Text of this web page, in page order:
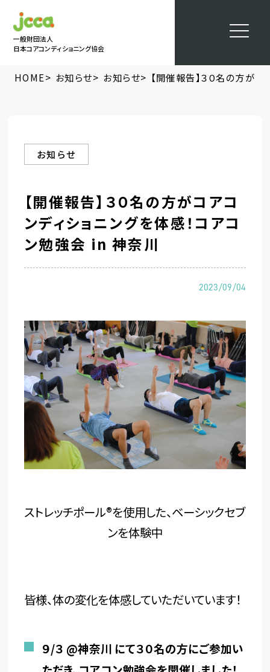
一般財団法人
日本コアコンディショニング協会
HOME> お知らせ> お知らせ> 【開催報告】３０名の方が
お知らせ
【開催報告】３０名の方がコアコ
ンディショニングを体感！コアコ
ン勉強会 in 神奈川
2023/09/04
ストレッチポール®を使用した、ベーシックセブ
ンを体験中
皆様、体の変化を体感していただいています！
９/３ @神奈川 にて３０名の方にご参加い